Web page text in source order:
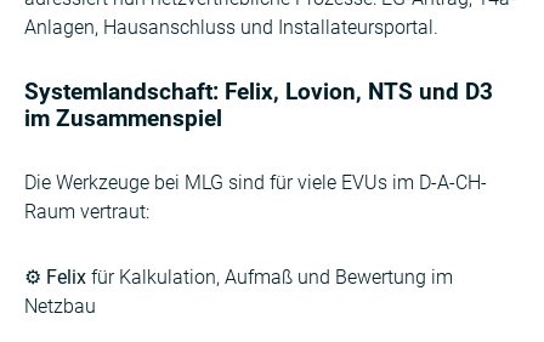
Anlagen, Hausanschluss und Installateursportal.
Systemlandschaft: Felix, Lovion, NTS und D3
im Zusammenspiel
Die Werkzeuge bei MLG sind für viele EVUs im D-A-CH-
Raum vertraut:
⚙️ Felix für Kalkulation, Aufmaß und Bewertung im
Netzbau